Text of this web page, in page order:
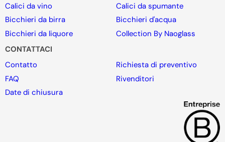
Calici da vino
Calici da spumante
Bicchieri da birra
Bicchieri d'acqua
Bicchieri da liquore
Collection By Naoglass
CONTATTACI
Contatto
Richiesta di preventivo
FAQ
Rivenditori
Date di chiusura